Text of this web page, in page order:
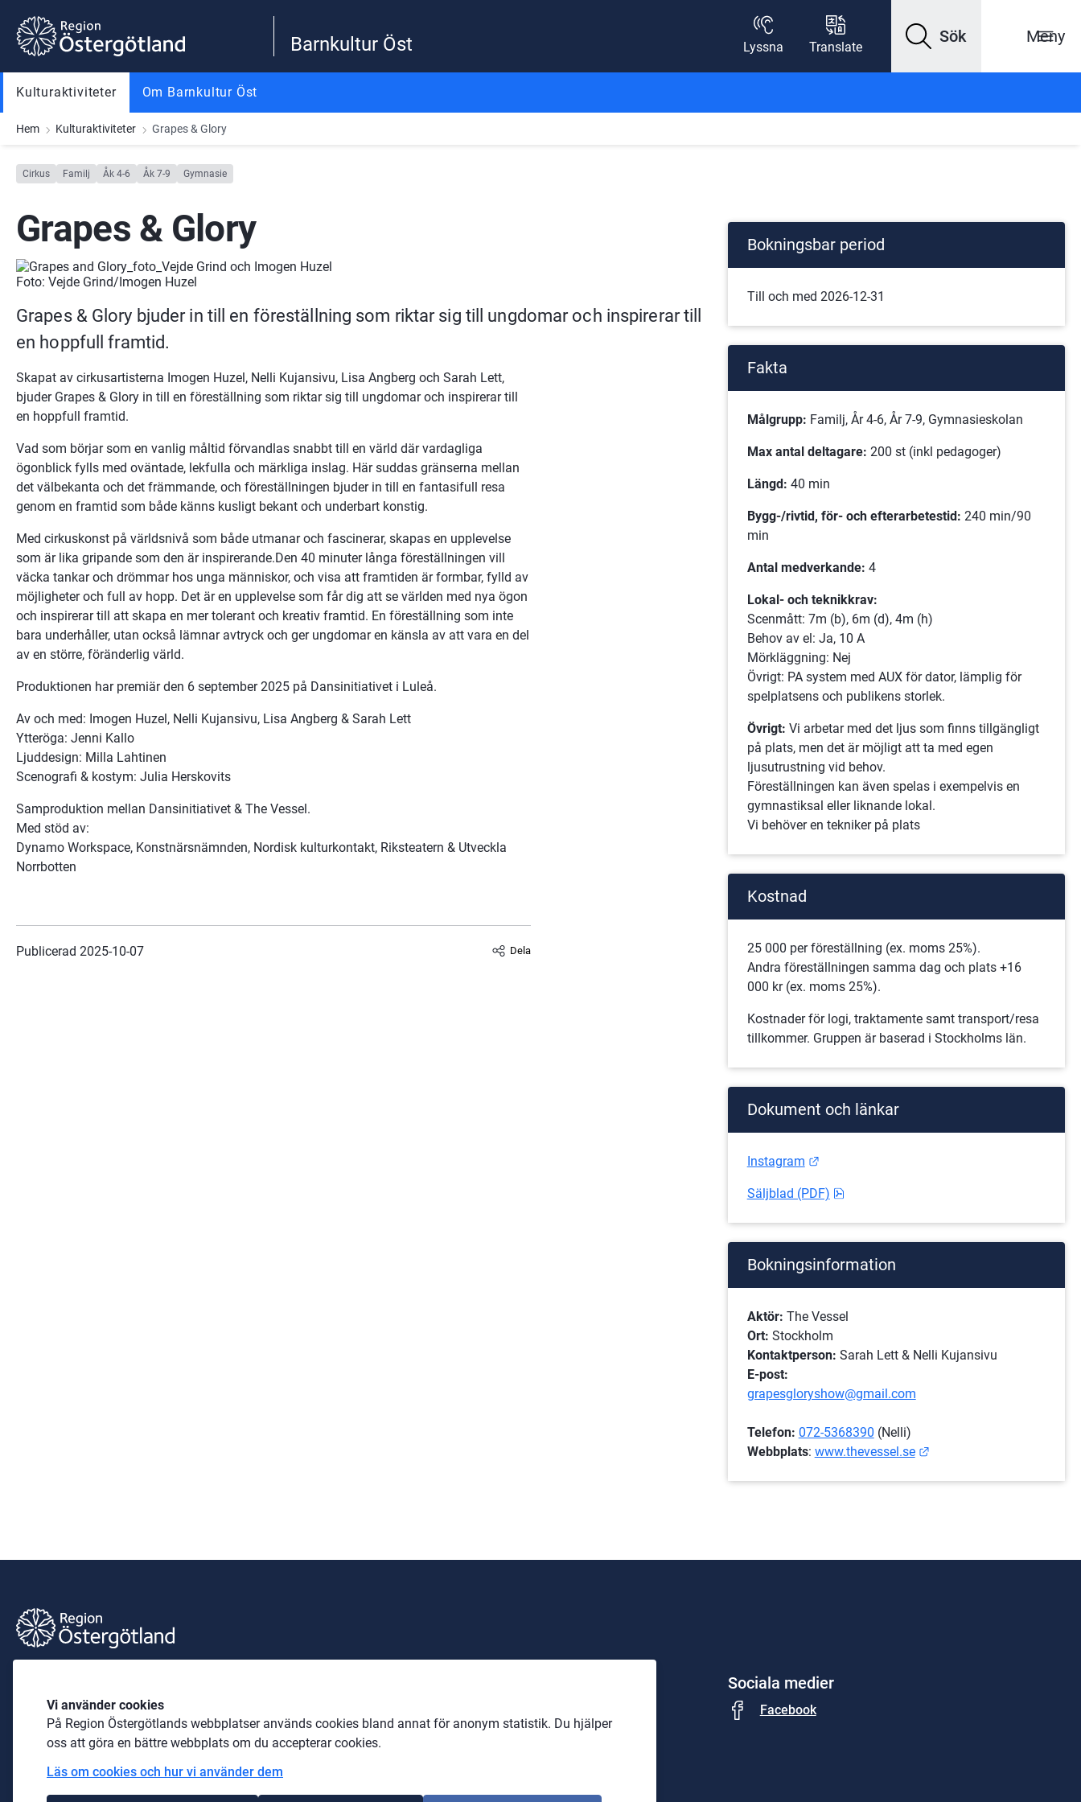
Vi använder cookies
På Region Östergötlands webbplatser används cookies bland annat för anonym statistik. Du hjälper
oss att göra en bättre webbplats om du accepterar cookies.
Läs om cookies och hur vi använder dem
Gå till innehåll
Gå till meny
Gå till sidfot
Barnkultur Öst Lyssna Translate
Sök Meny
Kulturaktiviteter Om Barnkultur Öst
Hem Kulturaktiviteter Grapes & Glory
Cirkus Familj Åk 4-6 Åk 7-9 Gymnasie
Grapes & Glory
Foto: Vejde Grind/Imogen Huzel
Grapes & Glory bjuder in till en föreställning som riktar sig till ungdomar och inspirerar till
en hoppfull framtid.
Skapat av cirkusartisterna Imogen Huzel, Nelli Kujansivu, Lisa Angberg och Sarah Lett,
bjuder Grapes & Glory in till en föreställning som riktar sig till ungdomar och inspirerar till
en hoppfull framtid.
Vad som börjar som en vanlig måltid förvandlas snabbt till en värld där vardagliga
ögonblick fylls med oväntade, lekfulla och märkliga inslag. Här suddas gränserna mellan
det välbekanta och det främmande, och föreställningen bjuder in till en fantasifull resa
genom en framtid som både känns kusligt bekant och underbart konstig.
Med cirkuskonst på världsnivå som både utmanar och fascinerar, skapas en upplevelse
som är lika gripande som den är inspirerande.Den 40 minuter långa föreställningen vill
väcka tankar och drömmar hos unga människor, och visa att framtiden är formbar, fylld av
möjligheter och full av hopp. Det är en upplevelse som får dig att se världen med nya ögon
och inspirerar till att skapa en mer tolerant och kreativ framtid. En föreställning som inte
bara underhåller, utan också lämnar avtryck och ger ungdomar en känsla av att vara en del
av en större, föränderlig värld.
Produktionen har premiär den 6 september 2025 på Dansinitiativet i Luleå.
Av och med: Imogen Huzel, Nelli Kujansivu, Lisa Angberg & Sarah Lett
Ytteröga: Jenni Kallo
Ljuddesign: Milla Lahtinen
Scenografi & kostym: Julia Herskovits
Samproduktion mellan Dansinitiativet & The Vessel.
Med stöd av:
Dynamo Workspace, Konstnärsnämnden, Nordisk kulturkontakt, Riksteatern & Utveckla
Norrbotten
Publicerad 2025-10-07 Dela
Bokningsbar period
Till och med 2026-12-31
Fakta
Målgrupp: Familj, År 4-6, År 7-9, Gymnasieskolan
Max antal deltagare: 200 st (inkl pedagoger)
Längd: 40 min
Bygg-/rivtid, för- och efterarbetestid: 240 min/90
min
Antal medverkande: 4
Lokal- och teknikkrav:
Scenmått: 7m (b), 6m (d), 4m (h)
Behov av el: Ja, 10 A
Mörkläggning: Nej
Övrigt: PA system med AUX för dator, lämplig för
spelplatsens och publikens storlek.
Övrigt: Vi arbetar med det ljus som finns tillgängligt
på plats, men det är möjligt att ta med egen
ljusutrustning vid behov.
Föreställningen kan även spelas i exempelvis en
gymnastiksal eller liknande lokal.
Vi behöver en tekniker på plats
Kostnad
25 000 per föreställning (ex. moms 25%).
Andra föreställningen samma dag och plats +16
000 kr (ex. moms 25%).
Kostnader för logi, traktamente samt transport/resa
tillkommer. Gruppen är baserad i Stockholms län.
Dokument och länkar
Instagram Länk till annan webbplats.
Säljblad (PDF) pdf, 4 MB.
Bokningsinformation
Aktör: The Vessel
Ort: Stockholm
Kontaktperson: Sarah Lett & Nelli Kujansivu
E-post:
grapesgloryshow@gmail.com
Telefon: 072-5368390 (Nelli)
Webbplats: www.thevessel.se Länk till annan webbplats.
Sidansvarig är Maria Brusman
Telefon: 010-103 65 12
E-post: maria.brusman@regionostergotland.se
Sociala medier
Facebook